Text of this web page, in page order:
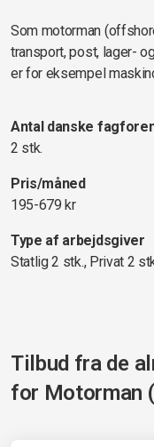
Som motorman
transport, post, lager-
er for eksempel
Antal danske
2 stk.
Pris/måned
195-679 kr
Type af arbejdsgiver
Statlig 2 stk., Privat 2
Tilbud fra de
for Motorman